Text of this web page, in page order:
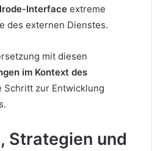
Interface extreme
des externen Dienstes.
mit diesen
im Kontext des
Schritt zur Entwicklung
Strategien und